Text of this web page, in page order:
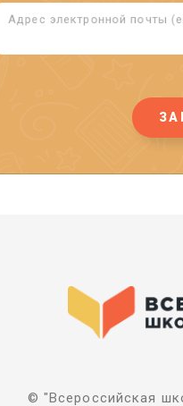
Адрес электронной почты
© "Всероссийская